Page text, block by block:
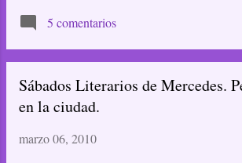
5 comentarios
Sábados Literarios de Mercedes.
en la ciudad.
marzo 06, 2010